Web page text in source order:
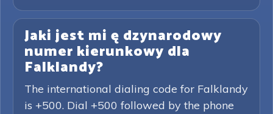
Jaki jest mi ę dzynarodowy
numer kierunkowy dla
Falklandy?
The international dialing code for Falklandy
is +500. Dial +500 followed by the phone